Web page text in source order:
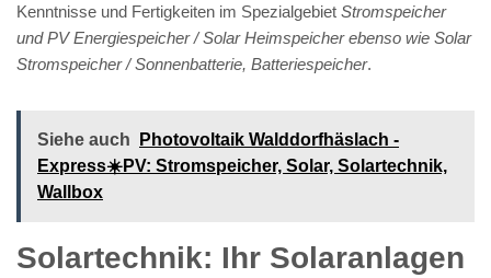
Kenntnisse und Fertigkeiten im Spezialgebiet Stromspeicher
und PV Energiespeicher / Solar Heimspeicher ebenso wie Solar
Stromspeicher / Sonnenbatterie, Batteriespeicher.
Siehe auch
Photovoltaik Walddorfhäslach -
Express☀️PV️: Stromspeicher, Solar, Solartechnik,
Wallbox
Solartechnik: Ihr Solaranlagen